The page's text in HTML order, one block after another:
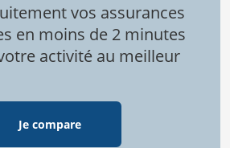
vos assurances
en moins de 2 minutes
activité au meilleur
Je compare